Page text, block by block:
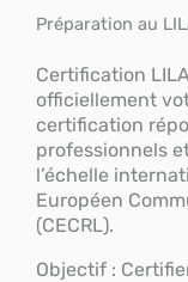
Préparation au
Certification
officiellement
certification
professionnels
l’échelle
Européen
(CECRL).
Objectif :